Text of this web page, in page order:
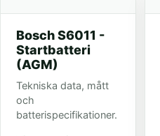
Bosch S6011 -
Startbatteri
(AGM)
Tekniska data, mått
och
batterispecifikationer.